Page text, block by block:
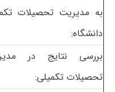
به مدیریت تحصیلات
دانشگاه:
بررسی نتایج در
تحصیلات تکمیلی: